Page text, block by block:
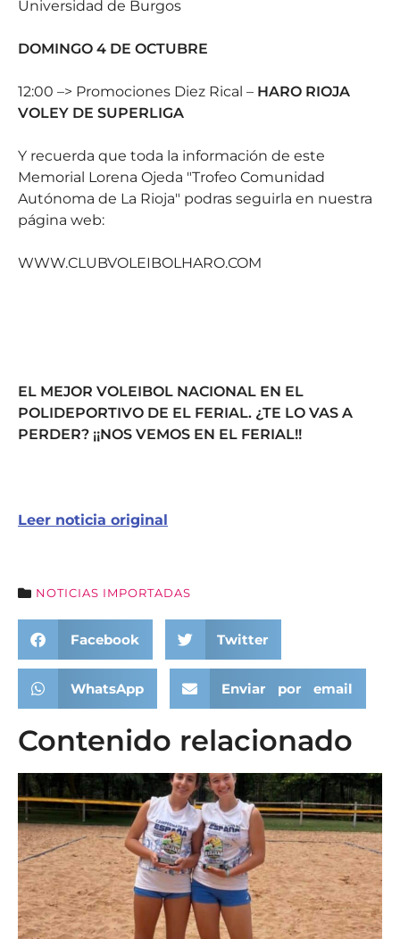
Universidad de Burgos
DOMINGO 4 DE OCTUBRE
12:00 –> Promociones Diez Rical – HARO RIOJA
VOLEY DE SUPERLIGA
Y recuerda que toda la información de este
Memorial Lorena Ojeda "Trofeo Comunidad
Autónoma de La Rioja" podras seguirla en nuestra
página web:
WWW.CLUBVOLEIBOLHARO.COM
EL MEJOR VOLEIBOL NACIONAL EN EL
POLIDEPORTIVO DE EL FERIAL. ¿TE LO VAS A
PERDER? ¡¡NOS VEMOS EN EL FERIAL!!
Leer noticia original
NOTICIAS IMPORTADAS
Facebook Twitter
WhatsApp Enviar por email
Contenido relacionado